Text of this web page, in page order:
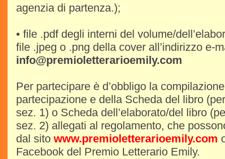
agenzia di partenza.);
• file .pdf degli interni del volume/
file .jpeg o .png della cover all’indirizzo e-
info@premioletterarioemily.com
Per partecipare è d’obbligo la
partecipazione e della Scheda del libro
sez. 1) o Scheda dell’elaborato/del libro
sez. 2) allegati al regolamento, che
dal sito www.premioletterarioemily.com
Facebook del Premio Letterario Emily.